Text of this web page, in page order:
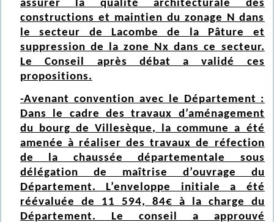
assurer la qualité architecturale des
constructions et maintien du zonage N dans
le secteur de Lacombe de la Pâture et
suppression de la zone Nx dans ce secteur.
Le Conseil après débat a validé ces
propositions.
-Avenant convention avec le Département :
Dans le cadre des travaux d’aménagement
du bourg de Villesèque, la commune a été
amenée à réaliser des travaux de réfection
de la chaussée départementale sous
délégation de maîtrise d’ouvrage du
Département. L’enveloppe initiale a été
réévaluée de 11 594, 84€ à la charge du
Département. Le conseil a approuvé